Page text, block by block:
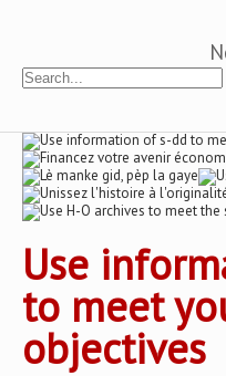
Use
to meet
objectives